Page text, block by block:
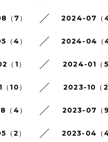
7） 2024-07（4
4） 2024-04（4
1） 2024-01（5
10） 2023-10（2
4） 2023-07（9
2） 2023-04（4